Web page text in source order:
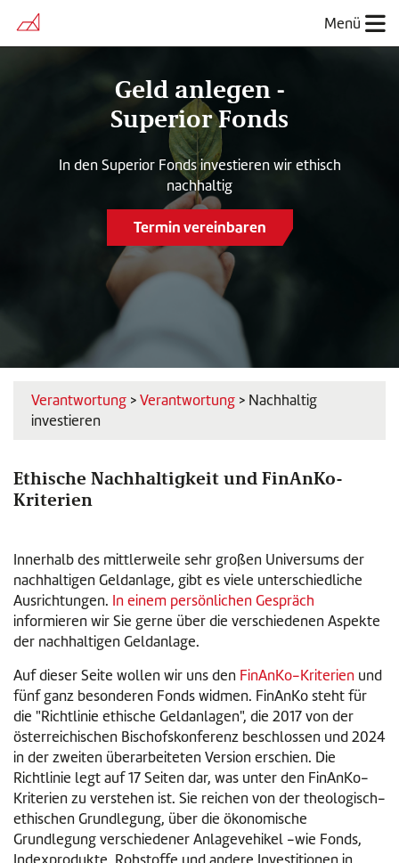
Menü
Geld anlegen -
Superior Fonds
In den Superior Fonds investieren wir ethisch
nachhaltig
Termin vereinbaren
Verantwortung >Verantwortung > Nachhaltig
investieren
Ethische Nachhaltigkeit und FinAnKo-
Kriterien
Innerhalb des mittlerweile sehr großen Universums der
nachhaltigen Geldanlage, gibt es viele unterschiedliche
Ausrichtungen. In einem persönlichen Gespräch
informieren wir Sie gerne über die verschiedenen Aspekte
der nachhaltigen Geldanlage.
Auf dieser Seite wollen wir uns den FinAnKo-Kriterien und
fünf ganz besonderen Fonds widmen. FinAnKo steht für
die "Richtlinie ethische Geldanlagen", die 2017 von der
österreichischen Bischofskonferenz beschlossen und 2024
in der zweiten überarbeiteten Version erschien. Die
Richtlinie legt auf 17 Seiten dar, was unter den FinAnKo-
Kriterien zu verstehen ist. Sie reichen von der theologisch-
ethischen Grundlegung, über die ökonomische
Grundlegung verschiedener Anlagevehikel -wie Fonds,